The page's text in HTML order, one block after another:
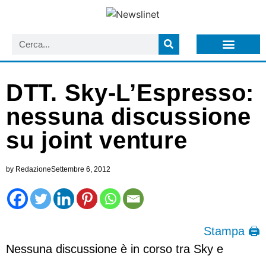
DTT. Sky-L’Espresso:
nessuna discussione
su joint venture
by RedazioneSettembre 6, 2012
Stampa 🖨
Nessuna discussione è in corso tra Sky e